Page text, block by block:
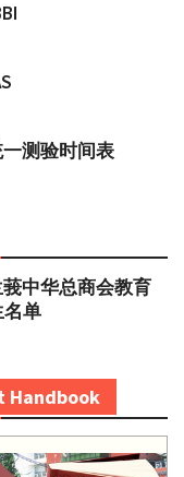
测验时间表
中华总商会教育
名单
Handbook